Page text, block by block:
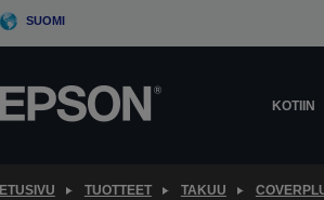
SUOMI
KOTIIN
ETUSIVU TUOTTEET TAKUU